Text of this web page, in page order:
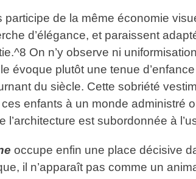
participe de la même économie
d’élégance, et paraissent
On n’y observe ni
évoque plutôt une tenue
du siècle. Cette sobriété
enfants à un monde administré
l’architecture est subordonnée à
occupe enfin une place décisive
il n’apparaît pas comme un